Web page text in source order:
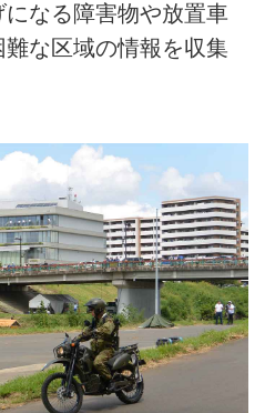
なる障害物や放置車
な区域の情報を収集